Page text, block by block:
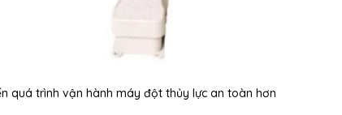
quá trình vận hành máy đột thủy lực an toàn hơn